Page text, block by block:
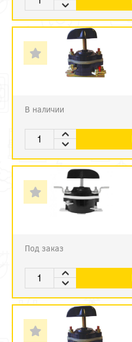
В наличии
Под заказ